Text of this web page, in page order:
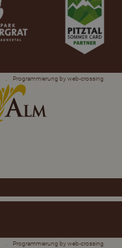
Programmierung by web-crossing
Programmierung by web-crossing